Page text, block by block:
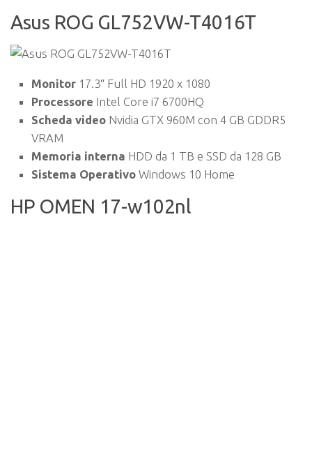
Asus ROG GL752VW-T4016T
Monitor 17.3″ Full HD 1920 x 1080
Processore Intel Core i7 6700HQ
Scheda video Nvidia GTX 960M con 4 GB GDDR5
VRAM
Memoria interna HDD da 1 TB e SSD da 128 GB
Sistema Operativo Windows 10 Home
HP OMEN 17-w102nl